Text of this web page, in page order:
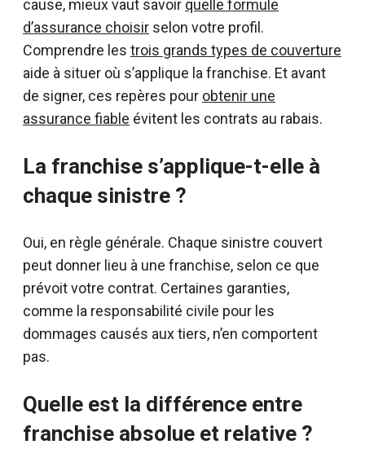
cause, mieux vaut savoir quelle formule
d’assurance choisir selon votre profil.
Comprendre les trois grands types de couverture
aide à situer où s’applique la franchise. Et avant
de signer, ces repères pour obtenir une
assurance fiable évitent les contrats au rabais.
La franchise s’applique-t-elle à
chaque sinistre ?
Oui, en règle générale. Chaque sinistre couvert
peut donner lieu à une franchise, selon ce que
prévoit votre contrat. Certaines garanties,
comme la responsabilité civile pour les
dommages causés aux tiers, n’en comportent
pas.
Quelle est la différence entre
franchise absolue et relative ?